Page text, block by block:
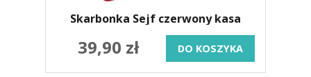
Skarbonka Sejf czerwony kasa
39,90 zł DO KOSZYKA